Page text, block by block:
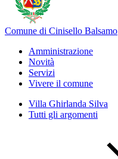
Comune di Cinisello Balsamo
Amministrazione
Novità
Servizi
Vivere il comune
Villa Ghirlanda Silva
Tutti gli argomenti